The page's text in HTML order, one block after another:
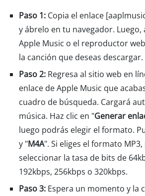
Paso 1: Copia el enlace
y ábrelo en tu navegador. Luego,
Apple Music o el reproductor
la canción que deseas descargar.
Paso 2: Regresa al sitio web en
enlace de Apple Music que
cuadro de búsqueda. Cargará
música. Haz clic en "Generar
luego podrás elegir el formato.
y "M4A". Si eliges el formato
seleccionar la tasa de bits de
192kbps, 256kbps o 320kbps.
Paso 3: Espera un momento y la